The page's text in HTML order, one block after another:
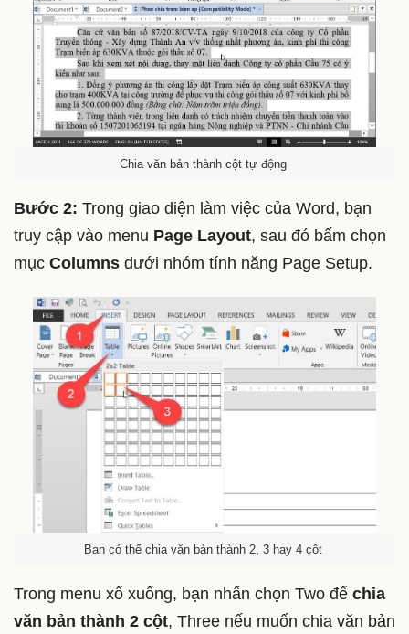
Chia văn bản thành cột tự động
Bước 2: Trong giao diện làm việc của Word, bạn
truy cập vào menu Page Layout, sau đó bấm chọn
mục Columns dưới nhóm tính năng Page Setup.
Bạn có thể chia văn bản thành 2, 3 hay 4 cột
Trong menu xổ xuống, bạn nhấn chọn Two để chia
văn bản thành 2 cột, Three nếu muốn chia văn bản